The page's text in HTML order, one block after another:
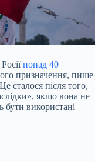
понад 40
призначення, пише
сталося після того,
якщо вона не
використані